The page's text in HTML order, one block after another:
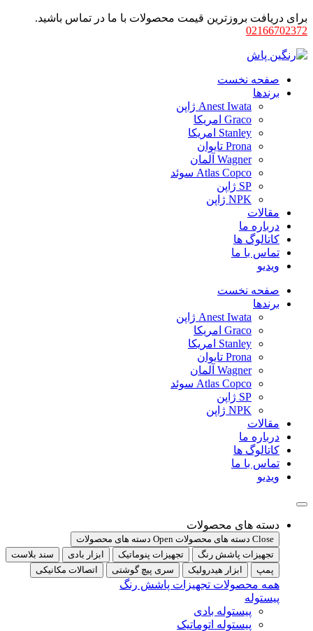
برای دریافت بروزترین قیمت محصولات با ما در تماس باشید.
02166702372
صفحه نخست
برندها
Anest Iwata ژاپن
Graco امریکا
Stanley امریکا
Prona تایوان
Wagner آلمان
Atlas Copco سوئد
SP ژاپن
NPK ژاپن
مقالات
درباره ما
کاتالوگ ها
تماس با ما
ویدیو
صفحه نخست
برندها
Anest Iwata ژاپن
Graco امریکا
Stanley امریکا
Prona تایوان
Wagner آلمان
Atlas Copco سوئد
SP ژاپن
NPK ژاپن
مقالات
درباره ما
کاتالوگ ها
تماس با ما
ویدیو
دسته های محصولات
Close دسته های محصولات
Open دسته های محصولات
تجهیزات پاشش رنگ
تجهیزات پنوماتیک ابزار بادی
سند بلاست
پمپ
ابزار هیدرولیک سری پیچ گوشتی اتصالات مکانیکی
همه محصولات تجهیزات پاشش رنگ
پیستوله
پیستوله بادی
پیستوله اتوماتیک